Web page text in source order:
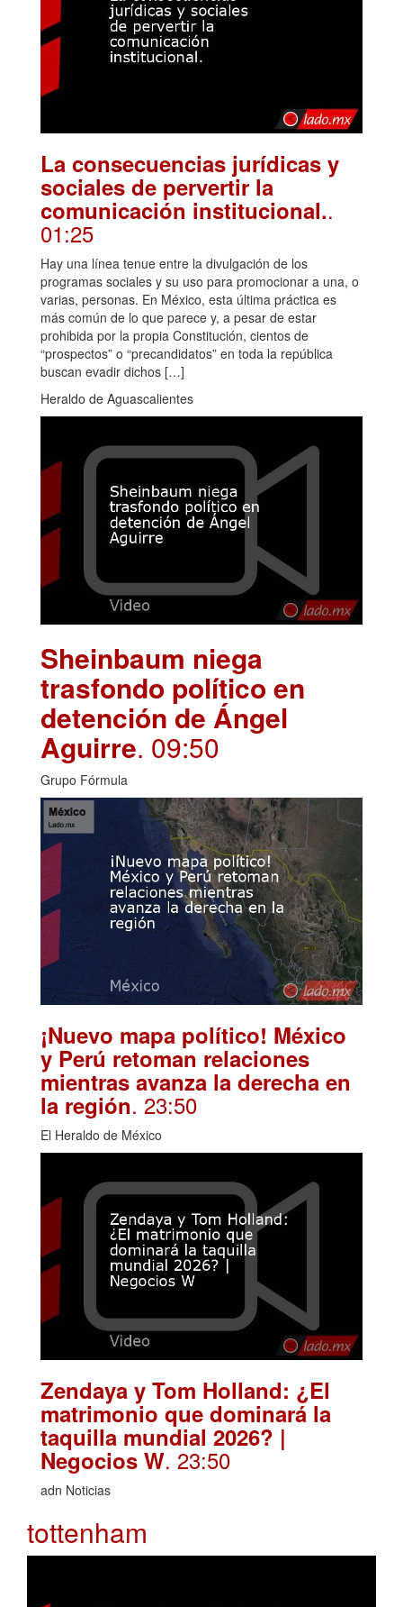
La consecuencias jurídicas y
sociales de pervertir la
comunicación institucional..
01:25
Hay una línea tenue entre la divulgación de los
programas sociales y su uso para promocionar a una, o
varias, personas. En México, esta última práctica es
más común de lo que parece y, a pesar de estar
prohibida por la propia Constitución, cientos de
“prospectos” o “precandidatos” en toda la república
buscan evadir dichos […]
Heraldo de Aguascalientes
Sheinbaum niega
trasfondo político en
detención de Ángel
Aguirre. 09:50
Grupo Fórmula
¡Nuevo mapa político! México
y Perú retoman relaciones
mientras avanza la derecha en
la región. 23:50
El Heraldo de México
Zendaya y Tom Holland: ¿El
matrimonio que dominará la
taquilla mundial 2026? |
Negocios W. 23:50
adn Noticias
tottenham